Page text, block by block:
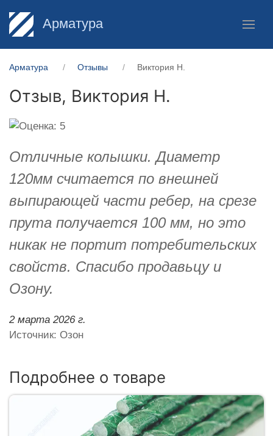
Арматура
Арматура Отзывы Виктория Н.
Отзыв, Виктория Н.
Отличные колышки. Диаметр
120мм считается по внешней
выпирающей части ребер, на срезе
прута получается 100 мм, но это
никак не портит потребительских
свойств. Спасибо продавьцу и
Озону.
2 марта 2026 г.
Источник: Озон
Подробнее о товаре